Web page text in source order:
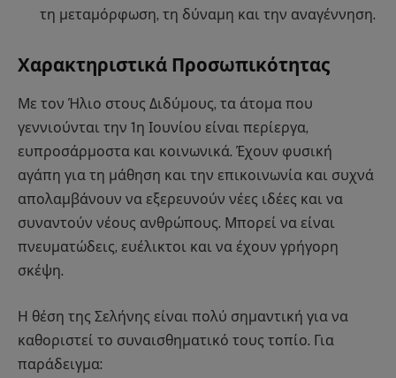
τη μεταμόρφωση, τη δύναμη και την αναγέννηση.
Χαρακτηριστικά Προσωπικότητας
Με τον Ήλιο στους Διδύμους, τα άτομα που
γεννιούνται την 1η Ιουνίου είναι περίεργα,
ευπροσάρμοστα και κοινωνικά. Έχουν φυσική
αγάπη για τη μάθηση και την επικοινωνία και συχνά
απολαμβάνουν να εξερευνούν νέες ιδέες και να
συναντούν νέους ανθρώπους. Μπορεί να είναι
πνευματώδεις, ευέλικτοι και να έχουν γρήγορη
σκέψη.
Η θέση της Σελήνης είναι πολύ σημαντική για να
καθοριστεί το συναισθηματικό τους τοπίο. Για
παράδειγμα: